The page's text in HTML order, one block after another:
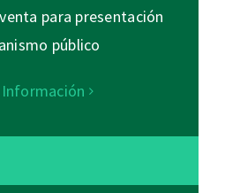
para presentación
público